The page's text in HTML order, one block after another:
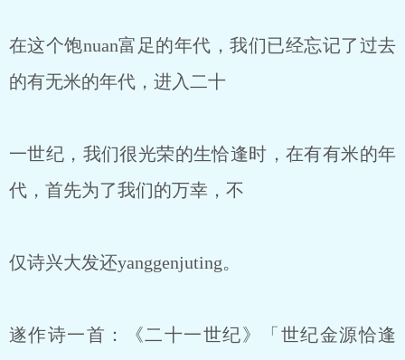
在这个饱nuan富足的年代，我们已经忘记了过去
的有无米的年代，进入二十
一世纪，我们很光荣的生恰逢时，在有有米的年
代，首先为了我们的万幸，不
仅诗兴大发还yanggenjuting。
遂作诗一首：《二十一世纪》「世纪金源恰逢